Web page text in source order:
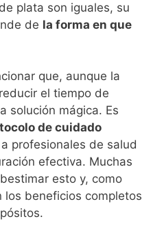
plata son iguales, su
de la forma en que
que, aunque la
el tiempo de
solución mágica. Es
de cuidado
profesionales de salud
efectiva. Muchas
esto y, como
beneficios completos